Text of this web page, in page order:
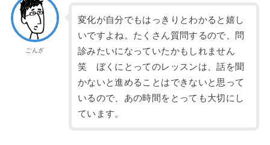
ごんざ
変化が自分でもはっきりとわかると嬉し
いですよね。たくさん質問するので、問
診みたいになっていたかもしれません
笑 ぼくにとってのレッスンは、話を聞
かないと進めることはできないと思って
いるので、あの時間をとっても大切にし
ています。